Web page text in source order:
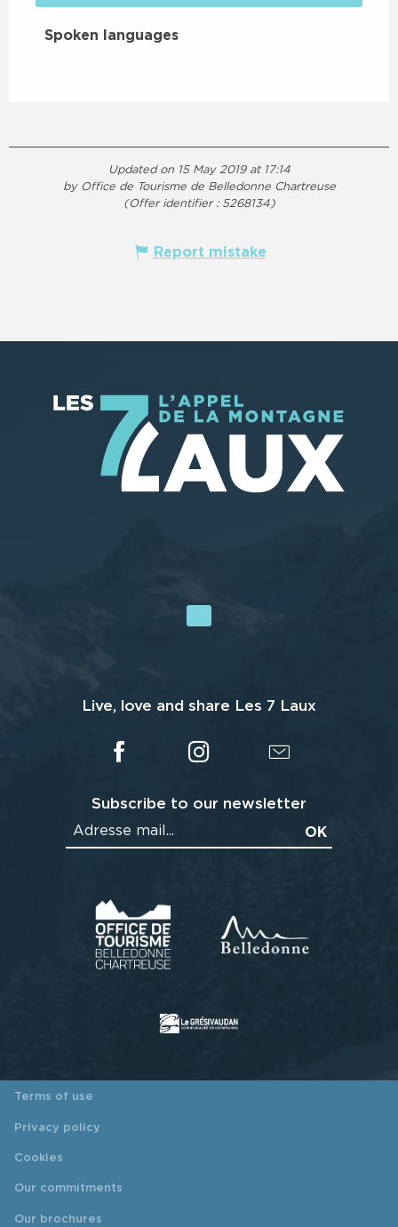
Spoken languages
Spoken languages
Updated on 15 May 2019 at 17:14
by Office de Tourisme de Belledonne Chartreuse
(Offer identifier : 5268134)
Report mistake
Live, love and share Les 7 Laux
Subscribe to our newsletter
Terms of use
Privacy policy
Cookies
Our commitments
Our brochures